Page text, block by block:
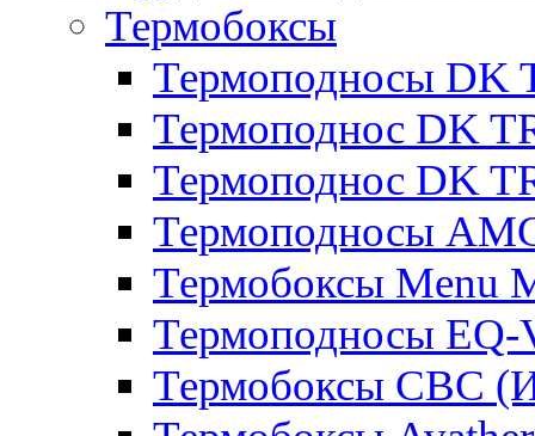
Термобоксы
Термоподносы DK
Термоподнос DK
Термоподнос DK
Термоподносы
Термобоксы Menu
Термоподносы EQ-
Термобоксы CBC